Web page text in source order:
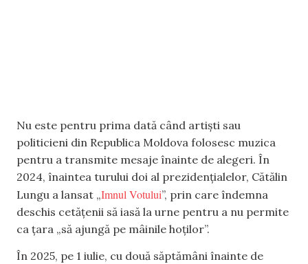
Nu este pentru prima dată când artiști sau
politicieni din Republica Moldova folosesc muzica
pentru a transmite mesaje înainte de alegeri. În
2024, înaintea turului doi al prezidențialelor, Cătălin
Lungu a lansat „Imnul Votului”, prin care îndemna
deschis cetățenii să iasă la urne pentru a nu permite
ca țara „să ajungă pe mâinile hoților”.
În 2025, pe 1 iulie, cu două săptămâni înainte de